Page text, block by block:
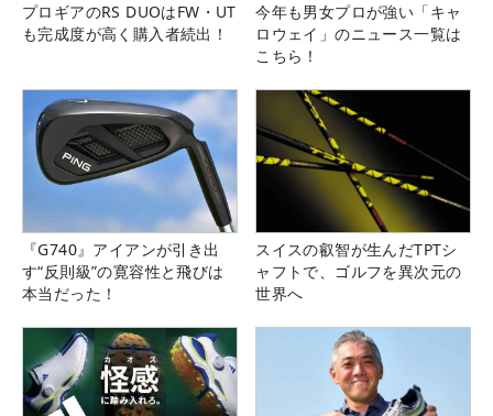
プロギアのRS DUOはFW・UT
も完成度が高く購入者続出！
今年も男女プロが強い「キャ
ロウェイ」のニュース一覧は
こちら！
『G740』アイアンが引き出
す“反則級”の寛容性と飛びは
本当だった！
スイスの叡智が生んだTPTシ
ャフトで、ゴルフを異次元の
世界へ